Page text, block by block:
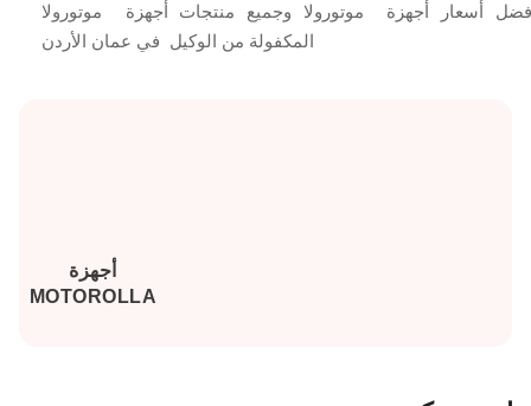
أسعار أجهزة موتورولا وجميع منتجات أجهزة موتورولا
المكفولة من الوكيل في عمان الأردن
أجهزة
MOTOROLLA